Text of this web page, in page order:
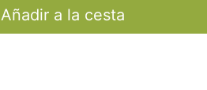
Añadir a la cesta